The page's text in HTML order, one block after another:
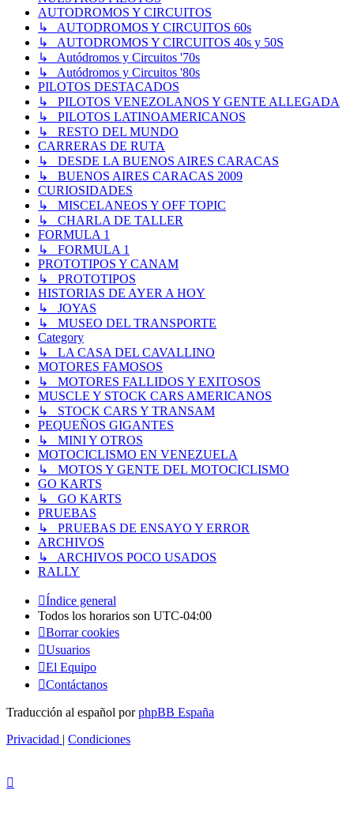
AUTODROMOS Y CIRCUITOS
↳ AUTODROMOS Y CIRCUITOS 60s
↳ AUTODROMOS Y CIRCUITOS 40s y 50S
↳ Autódromos y Circuitos '70s
↳ Autódromos y Circuitos '80s
PILOTOS DESTACADOS
↳ PILOTOS VENEZOLANOS Y GENTE ALLEGADA
↳ PILOTOS LATINOAMERICANOS
↳ RESTO DEL MUNDO
CARRERAS DE RUTA
↳ DESDE LA BUENOS AIRES CARACAS
↳ BUENOS AIRES CARACAS 2009
CURIOSIDADES
↳ MISCELANEOS Y OFF TOPIC
↳ CHARLA DE TALLER
FORMULA 1
↳ FORMULA 1
PROTOTIPOS Y CANAM
↳ PROTOTIPOS
HISTORIAS DE AYER A HOY
↳ JOYAS
↳ MUSEO DEL TRANSPORTE
Category
↳ LA CASA DEL CAVALLINO
MOTORES FAMOSOS
↳ MOTORES FALLIDOS Y EXITOSOS
MUSCLE Y STOCK CARS AMERICANOS
↳ STOCK CARS Y TRANSAM
PEQUEÑOS GIGANTES
↳ MINI Y OTROS
MOTOCICLISMO EN VENEZUELA
↳ MOTOS Y GENTE DEL MOTOCICLISMO
GO KARTS
↳ GO KARTS
PRUEBAS
↳ PRUEBAS DE ENSAYO Y ERROR
ARCHIVOS
↳ ARCHIVOS POCO USADOS
RALLY
Índice general
Todos los horarios son UTC-04:00
Borrar cookies
Usuarios
El Equipo
Contáctanos
Traducción al español porphpBB España
Privacidad | Condiciones